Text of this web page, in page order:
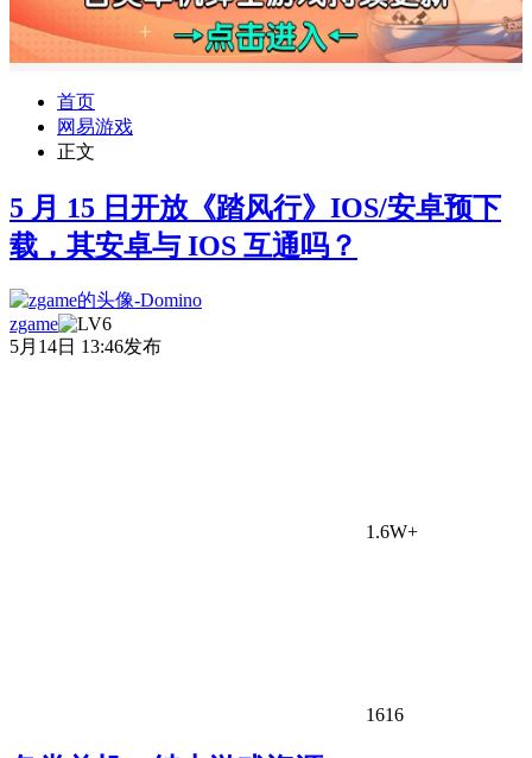
首页
网易游戏
正文
5 月 15 日开放《踏风行》IOS/安卓预下
载，其安卓与 IOS 互通吗？
zgame
5月14日 13:46发布
1.6W+
1616